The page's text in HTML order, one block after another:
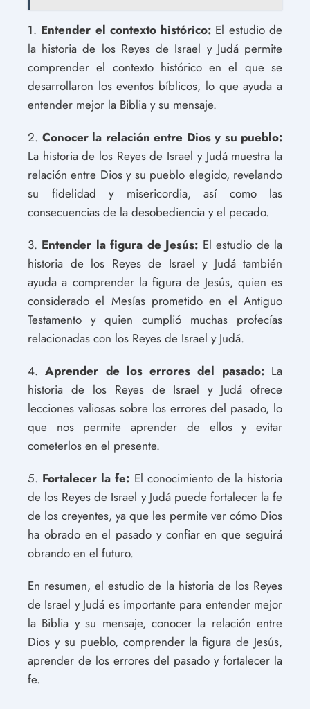
1. Entender el contexto histórico: El estudio de
la historia de los Reyes de Israel y Judá permite
comprender el contexto histórico en el que se
desarrollaron los eventos bíblicos, lo que ayuda a
entender mejor la Biblia y su mensaje.
2. Conocer la relación entre Dios y su pueblo:
La historia de los Reyes de Israel y Judá muestra la
relación entre Dios y su pueblo elegido, revelando
su fidelidad y misericordia, así como las
consecuencias de la desobediencia y el pecado.
3. Entender la figura de Jesús: El estudio de la
historia de los Reyes de Israel y Judá también
ayuda a comprender la figura de Jesús, quien es
considerado el Mesías prometido en el Antiguo
Testamento y quien cumplió muchas profecías
relacionadas con los Reyes de Israel y Judá.
4.Aprender de los errores del pasado:La
historia de los Reyes de Israel y Judá ofrece
lecciones valiosas sobre los errores del pasado, lo
que nos permite aprender de ellos y evitar
cometerlos en el presente.
5. Fortalecer la fe: El conocimiento de la historia
de los Reyes de Israel y Judá puede fortalecer la fe
de los creyentes, ya que les permite ver cómo Dios
ha obrado en el pasado y confiar en que seguirá
obrando en el futuro.
En resumen, el estudio de la historia de los Reyes
de Israel y Judá es importante para entender mejor
la Biblia y su mensaje, conocer la relación entre
Dios y su pueblo, comprender la figura de Jesús,
aprender de los errores del pasado y fortalecer la
fe.